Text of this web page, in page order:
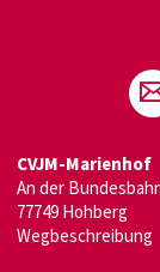
CVJM-Marienhof
An der
77749 Hohberg
Wegbeschreibung